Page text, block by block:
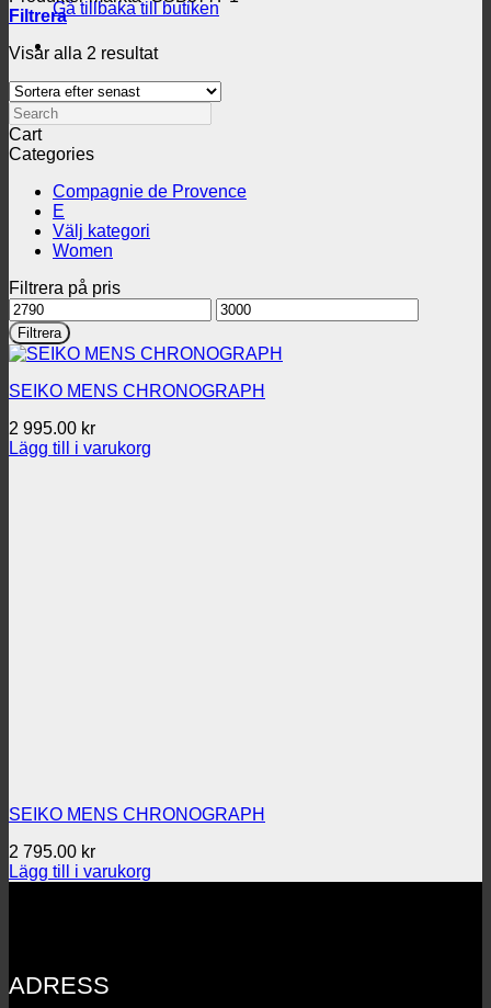
Gå tillbaka till butiken
Filtrera
Visar alla 2 resultatSortera
senaste
Search
Cart
Categories
Compagnie de Provence
E
Välj kategori
Women
Filtrera på pris
Min
pris
Max
pris
Filtrera
SEIKO MENS CHRONOGRAPH
2 995.00 kr
Lägg till i varukorg
SEIKO MENS CHRONOGRAPH
2 795.00 kr
Lägg till i varukorg
ADRESS